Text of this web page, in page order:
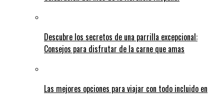
Descubre los secretos de una parrilla excepcional:
Consejos para disfrutar de la carne que amas
Las mejores opciones para viajar con todo incluido en